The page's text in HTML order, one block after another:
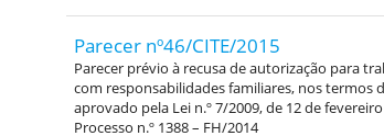
Parecer nº46/CITE/2015
Parecer prévio à recusa de autorização para
com responsabilidades familiares, nos termos
aprovado pela Lei n.º 7/2009, de 12 de fevereiro
Processo n.º 1388 – FH/2014